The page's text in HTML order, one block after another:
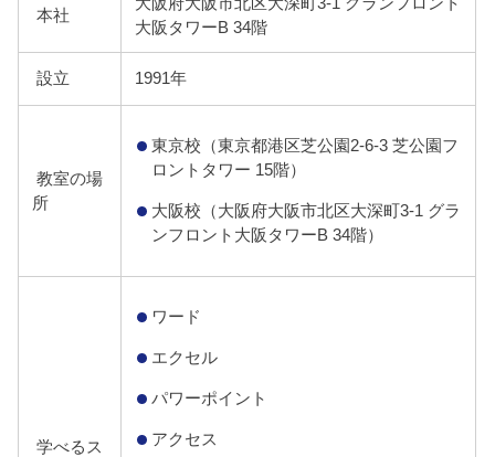
本社
大阪タワーB 34階
設立 1991年
教室の場
所
東京校（東京都港区芝公園2-6-3 芝公園フ
ロントタワー 15階）
大阪校（大阪府大阪市北区大深町3-1 グラ
ンフロント大阪タワーB 34階）
学べるス
ワード
エクセル
パワーポイント
アクセス